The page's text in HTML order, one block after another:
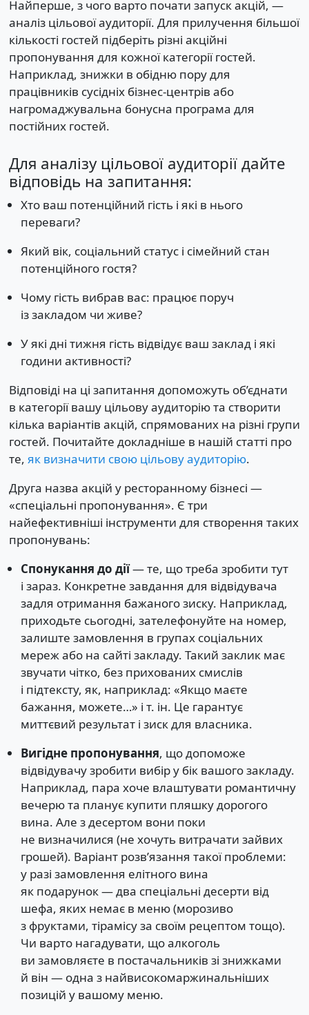
Найперше, з чого варто почати запуск акцій, —
аналіз цільової аудиторії. Для прилучення більшої
кількості гостей підберіть різні акційні
пропонування для кожної категорії гостей.
Наприклад, знижки в обідню пору для
працівників сусідніх бізнес-центрів або
нагромаджувальна бонусна програма для
постійних гостей.
Для аналізу цільової аудиторії дайте
відповідь на запитання:
Хто ваш потенційний гість і які в нього
переваги?
Який вік, соціальний статус і сімейний стан
потенційного гостя?
Чому гість вибрав вас: працює поруч
із закладом чи живе?
У які дні тижня гість відвідує ваш заклад і які
години активності?
Відповіді на ці запитання допоможуть об’єднати
в категорії вашу цільову аудиторію та створити
кілька варіантів акцій, спрямованих на різні групи
гостей. Почитайте докладніше в нашій статті про
те, як визначити свою цільову аудиторію.
Друга назва акцій у ресторанному бізнесі —
«спеціальні пропонування». Є три
найефективніші інструменти для створення таких
пропонувань:
Спонукання до дії— те, що треба зробити тут
і зараз. Конкретне завдання для відвідувача
задля отримання бажаного зиску. Наприклад,
приходьте сьогодні, зателефонуйте на номер,
залиште замовлення в групах соціальних
мереж або на сайті закладу. Такий заклик має
звучати чітко, без прихованих смислів
і підтексту, як, наприклад: «Якщо маєте
бажання, можете…» і т. ін. Це гарантує
миттєвий результат і зиск для власника.
Вигідне пропонування, що допоможе
відвідувачу зробити вибір у бік вашого закладу.
Наприклад, пара хоче влаштувати романтичну
вечерю та планує купити пляшку дорогого
вина. Але з десертом вони поки
не визначилися (не хочуть витрачати зайвих
грошей). Варіант розв’язання такої проблеми:
у разі замовлення елітного вина
як подарунок — два спеціальні десерти від
шефа, яких немає в меню (морозиво
з фруктами, тірамісу за своїм рецептом тощо).
Чи варто нагадувати, що алкоголь
ви замовляєте в постачальників зі знижками
й він — одна з найвисокомаржинальніших
позицій у вашому меню.